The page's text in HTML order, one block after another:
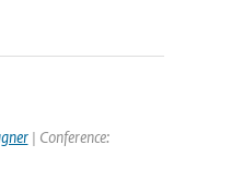
| Conference: